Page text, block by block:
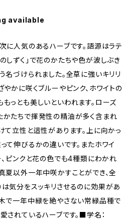
available
に人気のあるハーブです。語源はラテ
ずく」で花のかたちや色が波しぶき
名づけられました。全草に強いキリリ
やかに咲くブルーやピンク、ホワイトの
っとも美しいといわれます。ローズ
かたちで揮発性の精油が多く含まれ
て立性と這性があります。上に向かっ
て伸びるかの違いです。またホワイ
、ピンクと花の色でも4種類にわかれ
夏以外一年中咲かすことができ、全
気分をスッキリさせるのに効果があ
で一年中緑を絶やさない常緑品種で
されているハーブです。■学名：